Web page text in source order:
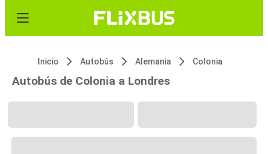
Inicio Autobús Alemania Colonia
Autobús de Colonia a Londres